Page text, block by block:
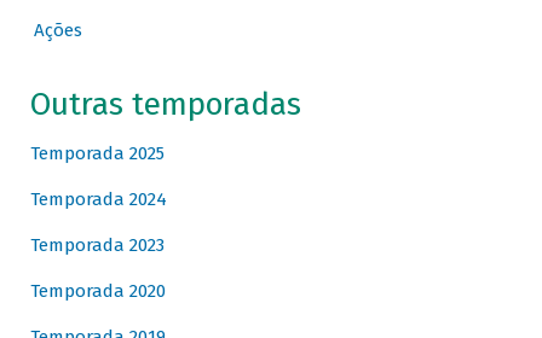
Ações
Outras temporadas
Temporada 2025
Temporada 2024
Temporada 2023
Temporada 2020